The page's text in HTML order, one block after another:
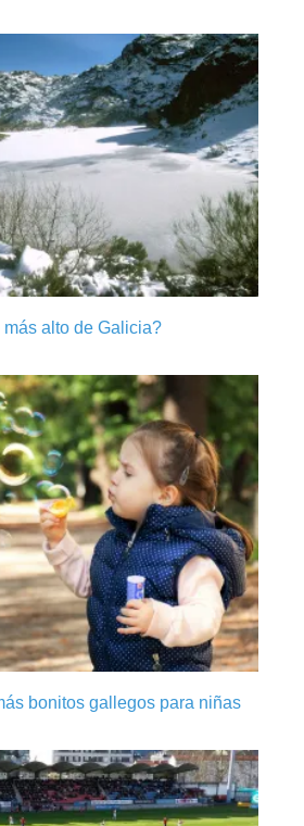
alto de Galicia?
bonitos gallegos para niñas